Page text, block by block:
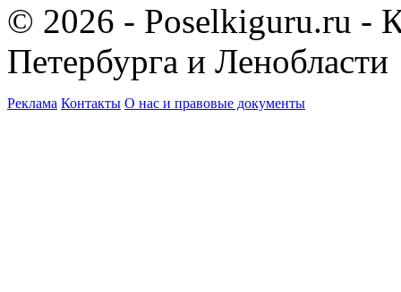
© 2026 - Poselkiguru.ru -
Петербурга и Ленобласти
Реклама Контакты О нас и правовые документы